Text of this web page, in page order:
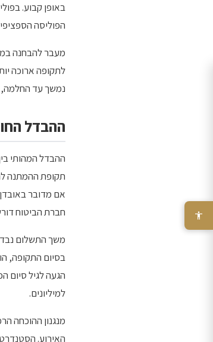
באופן קבוע.
הפוליסה
נמשך עד החלמה,
ההבדל
תקופת ההמתנה
חברת הביטוח
הגעה לגיל סיום
למיליונים.